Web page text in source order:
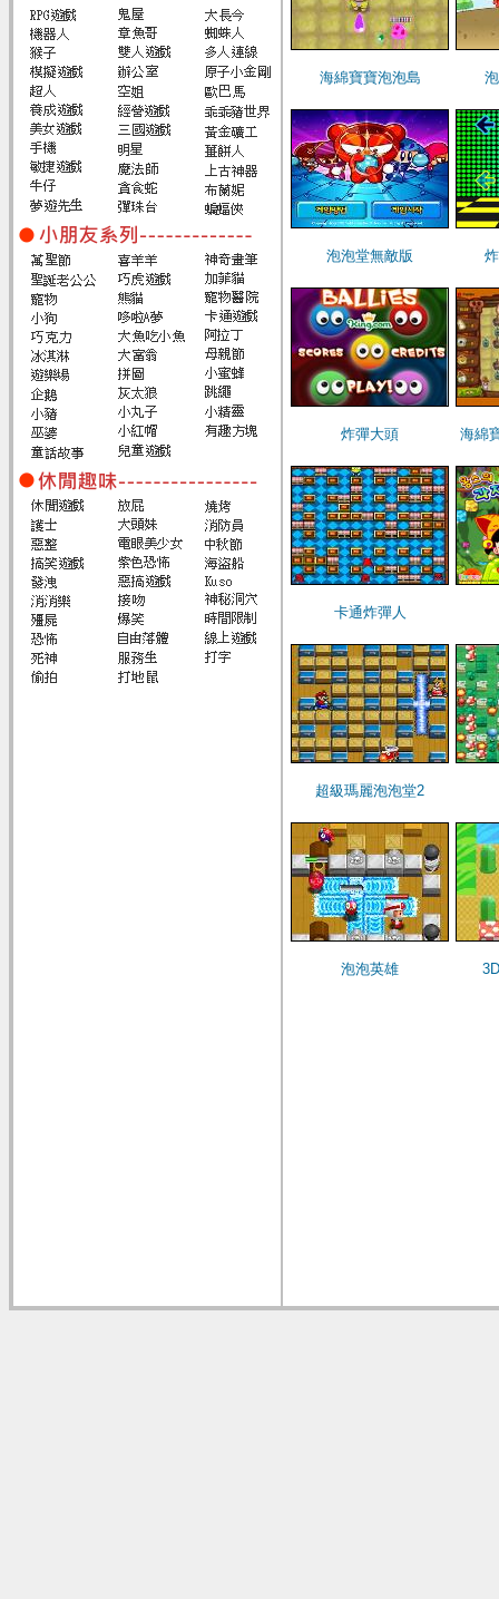
海綿寶寶泡泡島
泡泡堂無敵版
炸彈大頭 海綿
卡通炸彈人
超級瑪麗泡泡堂2
泡泡英雄